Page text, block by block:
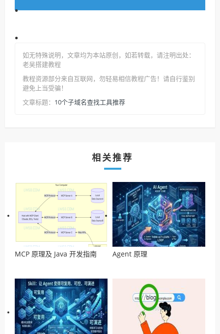
如无特殊说明，文章均为本站原创 ，如若转载，请注明出处：
老吴搭建教程
教程资源部分来自互联网，勿轻易相信教程广告！请自行鉴别
避免上当受骗！
文章标题： 10个子域名查找工具推荐
相关推荐
MCP 原理及 Java 开发指南 Agent 原理